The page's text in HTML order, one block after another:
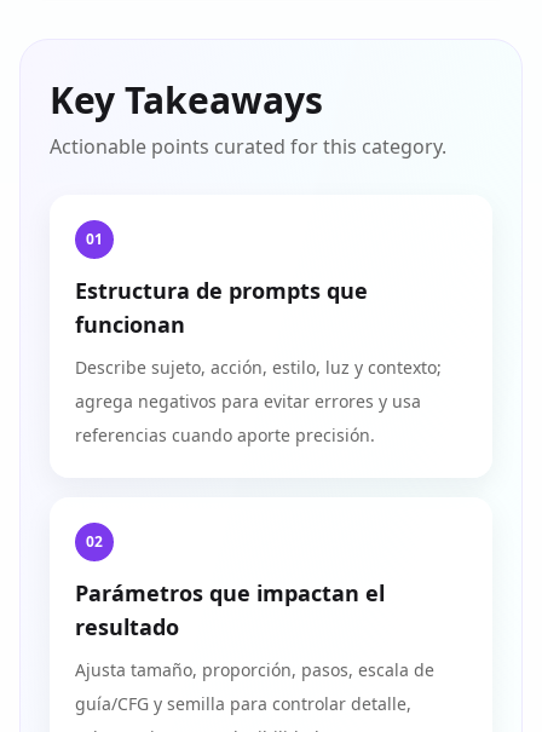
Key Takeaways
Actionable points curated for this category.
01
Estructura de prompts que
funcionan
Describe sujeto, acción, estilo, luz y contexto;
agrega negativos para evitar errores y usa
referencias cuando aporte precisión.
02
Parámetros que impactan el
resultado
Ajusta tamaño, proporción, pasos, escala de
guía/CFG y semilla para controlar detalle,